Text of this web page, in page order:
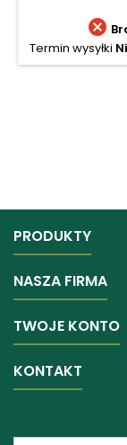

Termin wysyłki
PRODUKTY
NASZA FIRMA
TWOJE KONTO
KONTAKT